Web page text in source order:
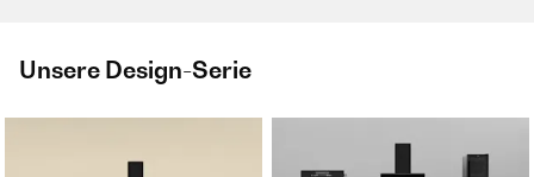
Unsere Design-Serie